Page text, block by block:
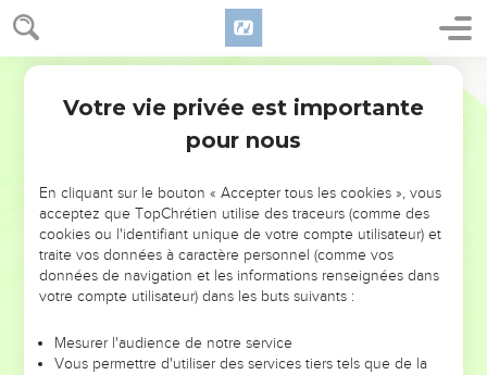
NE MANQUEZ PAS L’ÉVÉNEMENT
DE L’ANNÉE !
ET SI LEURS ERREURS POUVAIENT VOUS ÉVITER LES
VOTRES ?
leur foi ou leur vision. Mais on voit moins les doutes, les erreurs
et les saisons difficiles qu'ils ont traversés, alors même que ce
Votre vie privée est importante
pour nous
En cliquant sur le bouton « Accepter tous les cookies », vous
acceptez que TopChrétien utilise des traceurs (comme des
cookies ou l'identifiant unique de votre compte utilisateur) et
traite vos données à caractère personnel (comme vos
données de navigation et les informations renseignées dans
votre compte utilisateur) dans les buts suivants :
Mesurer l'audience de notre service
Vous permettre d'utiliser des services tiers tels que de la